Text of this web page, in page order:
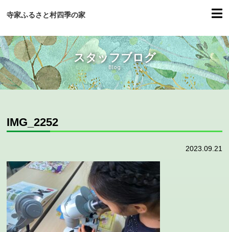
寺家ふるさと村四季の家
スタッフブログ
Blog
IMG_2252
2023.09.21